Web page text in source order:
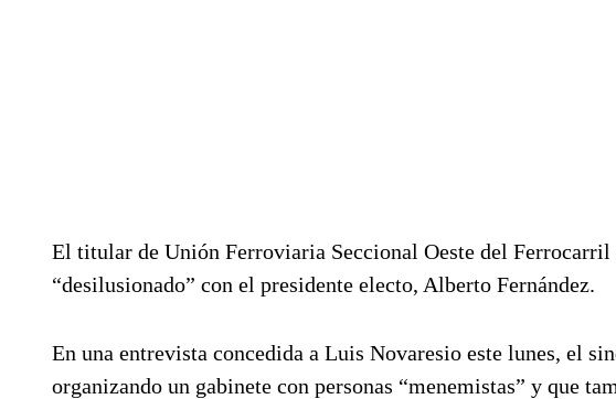
El titular de Unión Ferroviaria Seccional Oeste del
“desilusionado” con el presidente electo, Alberto Fernández.
En una entrevista concedida a Luis Novaresio este lunes, el
organizando un gabinete con personas “menemistas” y que